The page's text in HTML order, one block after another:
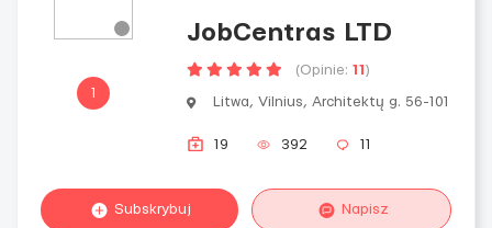
1
JobCentras LTD
(Opinie: 11 )
Litwa, Vilnius, Architektų g. 56-101
19 392 11
Subskrybuj Napisz